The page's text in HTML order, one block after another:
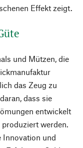
Effekt zeigt.
und Mützen, die
das Zeug zu
dass sie
entwickelt
werden.
Innovation und